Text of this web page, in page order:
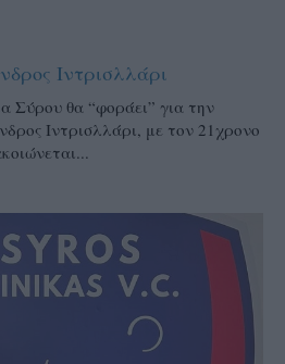
Ιντρισλλάρι
Σύρου θα “φοράει” για την
Ιντρισλλάρι, με τον 21χρονο